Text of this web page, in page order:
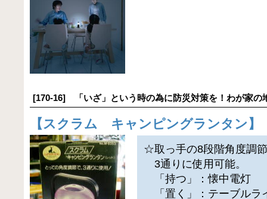
[170-16] 「いざ」という時の為に防災対策を！わが家の
【スクラム キャンピングランタン 】
☆取っ手の8段階角度調
3通りに使用可能。
「持つ」：懐中電灯
「置く」：テーブルラ